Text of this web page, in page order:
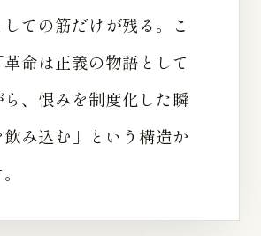
ての筋だけが残る。こ
命は正義の物語として
、恨みを制度化した瞬
み込む」という構造か